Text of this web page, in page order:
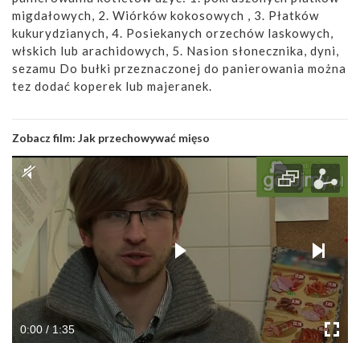
migdałowych, 2. Wiórków kokosowych , 3. Płatków
kukurydzianych, 4. Posiekanych orzechów laskowych,
włskich lub arachidowych, 5. Nasion słonecznika, dyni,
sezamu Do bułki przeznaczonej do panierowania można
tez dodać koperek lub majeranek.
Zobacz film: Jak przechowywać mięso
0:00 / 1:35